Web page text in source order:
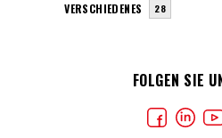
FOLGEN SIE
VERSCHIEDENES 28